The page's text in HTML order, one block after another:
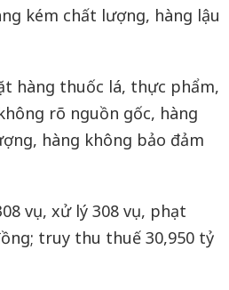
kém chất lượng, hàng lậu
hàng thuốc lá, thực phẩm,
rõ nguồn gốc, hàng
hàng không bảo đảm
vụ, xử lý 308 vụ, phạt
truy thu thuế 30,950 tỷ